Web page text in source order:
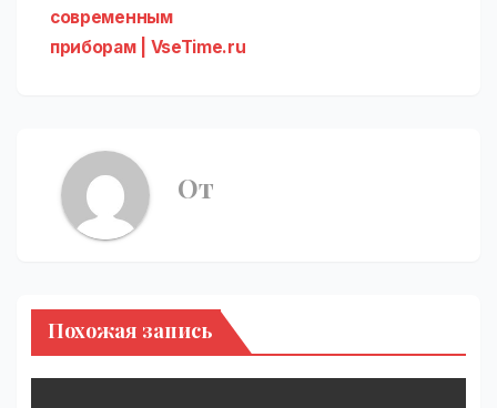
современным
приборам | VseTime.ru
От
Похожая запись